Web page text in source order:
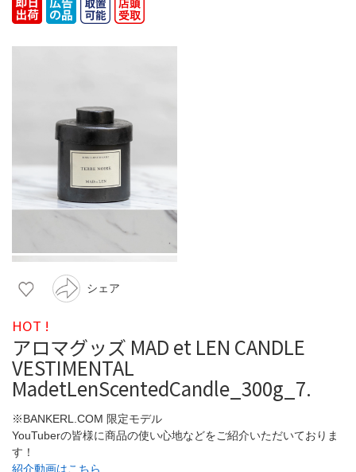
シェア
HOT !
アロマグッズ MAD et LEN CANDLE
VESTIMENTAL
MadetLenScentedCandle_300g_7.
※BANKERL.COM 限定モデル
YouTuberの皆様に商品の使い心地などをご紹介いただいておりま
す！
紹介動画はこちら